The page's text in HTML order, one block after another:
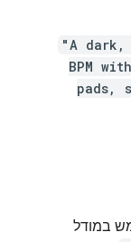
"A dark,
BPM
pads,
במודל